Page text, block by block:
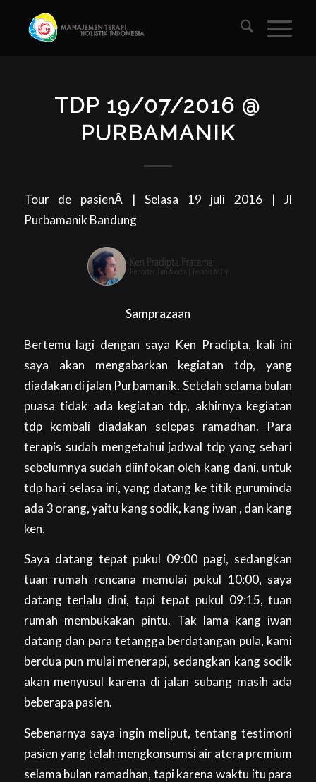
TDP 19/07/2016 @
PURBAMANIK
Tour de pasienÂ | Selasa 19 juli 2016 | Jl
Purbamanik Bandung
Samprazaan
Bertemu lagi dengan saya Ken Pradipta, kali ini
saya akan mengabarkan kegiatan tdp, yang
diadakan di jalan Purbamanik. Setelah selama bulan
puasa tidak ada kegiatan tdp, akhirnya kegiatan
tdp kembali diadakan selepas ramadhan. Para
terapis sudah mengetahui jadwal tdp yang sehari
sebelumnya sudah diinfokan oleh kang dani, untuk
tdp hari selasa ini, yang datang ke titik guruminda
ada 3 orang, yaitu kang sodik, kang iwan , dan kang
ken.
Saya datang tepat pukul 09:00 pagi, sedangkan
tuan rumah rencana memulai pukul 10:00, saya
datang terlalu dini, tapi tepat pukul 09:15, tuan
rumah membukakan pintu. Tak lama kang iwan
datang dan para tetangga berdatangan pula, kami
berdua pun mulai menerapi, sedangkan kang sodik
akan menyusul karena di jalan subang masih ada
beberapa pasien.
Sebenarnya saya ingin meliput, tentang testimoni
pasien yang telah mengkonsumsi air atera premium
selama bulan ramadhan, tapi karena waktu itu para